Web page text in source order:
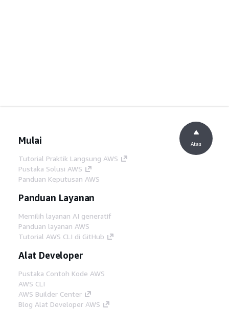
Mulai
Tutorial Praktik Langsung AWS
Pustaka Solusi AWS
Panduan Keputusan AWS
Panduan Layanan
Memilih layanan AI generatif
Panduan layanan AWS
Tutorial AWS CLI di GitHub
Alat Developer
Pustaka Contoh Kode AWS
AWS CLI
AWS Builder Center
Blog Alat Developer AWS
Atas